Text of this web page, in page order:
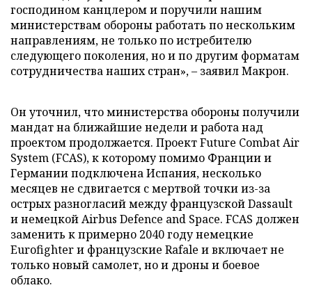
господином канцлером и поручили нашим
министерствам обороны работать по нескольким
направлениям, не только по истребителю
следующего поколения, но и по другим форматам
сотрудничества наших стран», – заявил Макрон.
Он уточнил, что министерства обороны получили
мандат на ближайшие недели и работа над
проектом продолжается. Проект Future Combat Air
System (FCAS), к которому помимо Франции и
Германии подключена Испания, несколько
месяцев не сдвигается с мертвой точки из-за
острых разногласий между французской Dassault
и немецкой Airbus Defence and Space. FCAS должен
заменить к примерно 2040 году немецкие
Eurofighter и французские Rafale и включает не
только новый самолет, но и дроны и боевое
облако.